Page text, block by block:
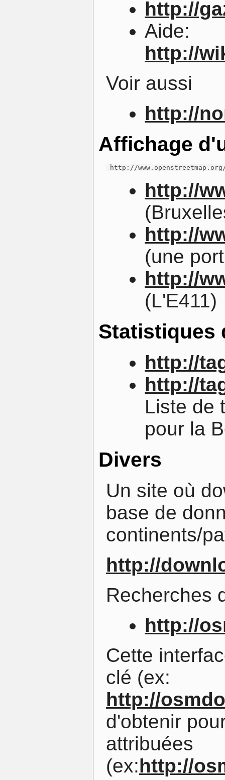
http://
Aide:
http://
Voir aussi
http://
Affichage
http://
http://
http://
(une
http://
(L'E411)
Statistiques
http://
http://
Liste de
pour la
Divers
Un site où
base de
continents/
http://
Recherches
http://
Cette
clé (ex:
http://
d'obtenir
attribuées
(ex:http://